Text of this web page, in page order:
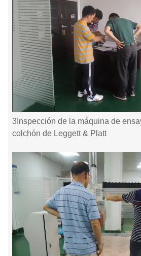
3Inspección de la máquina de
colchón de Leggett & Platt